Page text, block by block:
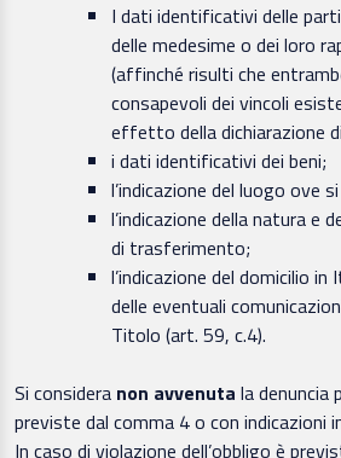
I dati identificativi delle
delle medesime o dei loro
(affinché risulti che
consapevoli dei vincoli
effetto della dichiarazione
i dati identificativi dei beni;
l’indicazione del luogo ove
l’indicazione della natura e
di trasferimento;
l’indicazione del domicilio
delle eventuali
Titolo (art. 59, c.4).
Si considera non avvenuta la denuncia
previste dal comma 4 o con indicazioni
In caso di violazione dell’obbligo è